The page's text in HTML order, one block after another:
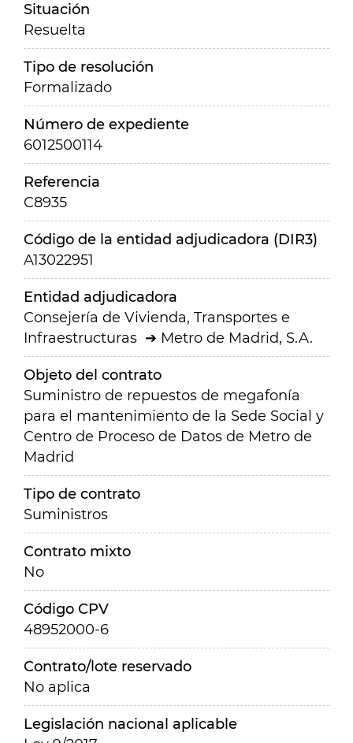
Situación
Resuelta
Tipo de resolución
Formalizado
Número de expediente
6012500114
Referencia
C8935
Código de la entidad adjudicadora (DIR3)
A13022951
Entidad adjudicadora
Consejería de Vivienda, Transportes e
Infraestructuras
Metro de Madrid, S.A.
Objeto del contrato
Suministro de repuestos de megafonía
para el mantenimiento de la Sede Social y
Centro de Proceso de Datos de Metro de
Madrid
Tipo de contrato
Suministros
Contrato mixto
No
Código CPV
48952000-6
Contrato/lote reservado
No aplica
Legislación nacional aplicable